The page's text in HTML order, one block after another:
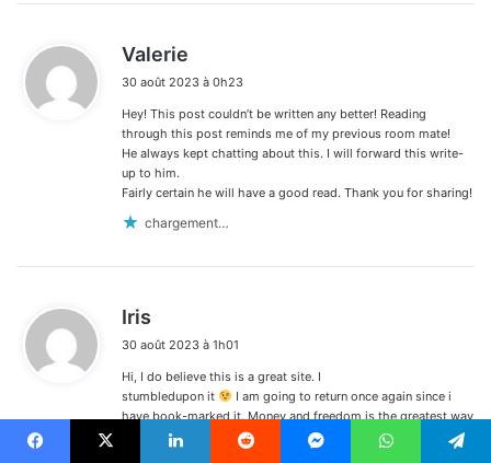
Valerie
t
:
30 août 2023 à 0h23
Hey! This post couldn’t be written any better! Reading
through this post reminds me of my previous room mate!
He always kept chatting about this. I will forward this write-
up to him.
Fairly certain he will have a good read. Thank you for sharing!
chargement…
Iris
t
:
30 août 2023 à 1h01
Hi, I do believe this is a great site. I
stumbledupon it
I am going to return once again since i
have book-marked it. Money and freedom is the greatest way